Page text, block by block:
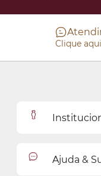
Clique
Como Comprar
Ajuda &